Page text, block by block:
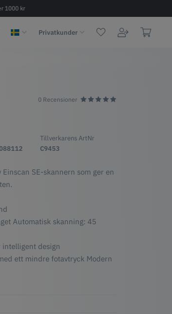
1000 kr
Privatkunder
0 Recensioner
Tillverkarens ArtNr
C9453
SE-skannern som ger en
Automatisk skanning: 45
design
ett mindre fotavtryck Modern